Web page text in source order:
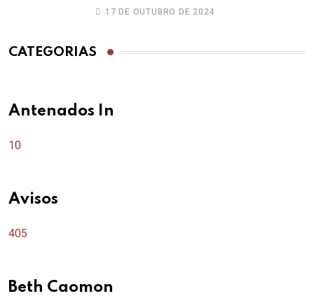
no Outubro Rosa
17 DE OUTUBRO DE 2024
CATEGORIAS
Antenados In
10
Avisos
405
Beth Caomon